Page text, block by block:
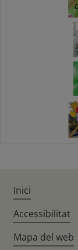
Inici
Accessibilitat
Mapa del web